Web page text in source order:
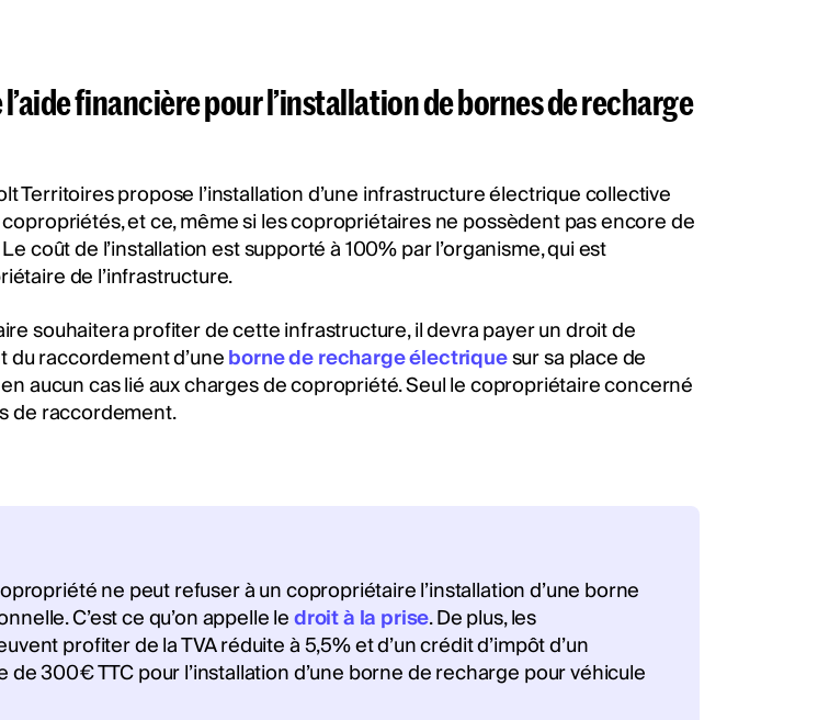
financière pour l’installation de bornes de recharge
Territoires propose l’installation d’une infrastructure électrique collective
et ce, même si les copropriétaires ne possèdent pas encore de
coût de l’installation est supporté à 100% par l’organisme, qui est
de l’infrastructure.
souhaitera profiter de cette infrastructure, il devra payer un droit de
raccordement d’uneborne de recharge électriquesur sa place de
en aucun cas lié aux charges de copropriété. Seul le copropriétaire concerné
de raccordement.
ne peut refuser à un copropriétaire l’installation d’une borne
C’est ce qu’on appelle ledroit à la prise. De plus, les
profiter de la TVA réduite à 5,5% et d’un crédit d’impôt d’un
300€ TTC pour l’installation d’une borne de recharge pour véhicule